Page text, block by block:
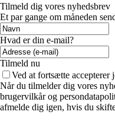
Tilmeld dig vores nyhedsbrev
Et par gange om måneden
Hvad er din e-mail?
Tilmeld nu
Ved at fortsætte accepterer
Når du tilmelder dig vores
brugervilkår og
afmelde dig igen, hvis du